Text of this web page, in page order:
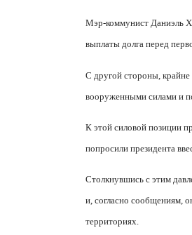
Мэр-коммунист Даниэль
выплаты долга перед
С другой стороны, крайне
вооруженными силами и
К этой силовой позиции
попросили президента
Столкнувшись с этим
и, согласно сообщениям,
территориях.